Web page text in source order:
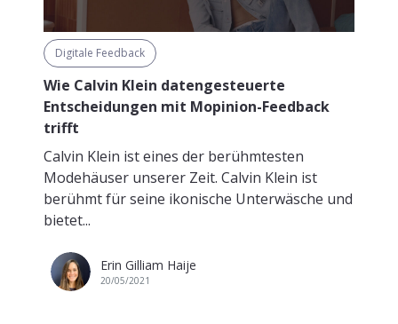
Digitale Feedback
Wie Calvin Klein datengesteuerte
Entscheidungen mit Mopinion-Feedback
trifft
Calvin Klein ist eines der berühmtesten
Modehäuser unserer Zeit. Calvin Klein ist
berühmt für seine ikonische Unterwäsche und
bietet...
Erin Gilliam Haije
20/05/2021